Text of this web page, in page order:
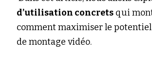
d’utilisation concrets qui
comment maximiser le
de montage vidéo.